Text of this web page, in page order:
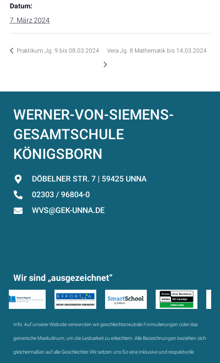
Datum:
7. März 2024
Praktikum Jg. 9 bis 08.03.2024 Vera Jg. 8 Mathematik bis 14.03.2024
WERNER-VON-SIEMENS-
GESAMTSCHULE
KÖNIGSBORN
DÖBELNER STR. 7 | 59425 UNNA
02303 / 96804-0
WVS@GEK-UNNA.DE
Wir sind „ausgezeichnet“
Info:Auf unserer Website verwenden wir geschlechtsneutrale Formulierungen oder das
generische Maskulinum, um die Lesbarkeit zu erleichtern. Alle Bezeichnungen beziehen sich
gleichermaßen auf alle Geschlechter. Wir setzen uns für eine inklusive und respektvolle